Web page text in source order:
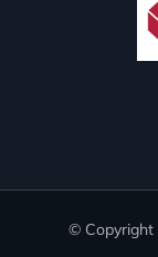
© Copyright